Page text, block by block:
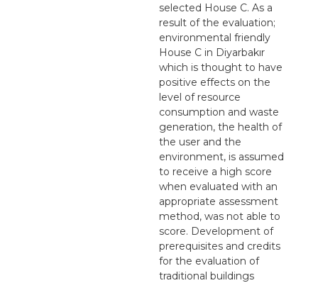
selected House C. As a
result of the evaluation;
environmental friendly
House C in Diyarbakır
which is thought to have
positive effects on the
level of resource
consumption and waste
generation, the health of
the user and the
environment, is assumed
to receive a high score
when evaluated with an
appropriate assessment
method, was not able to
score. Development of
prerequisites and credits
for the evaluation of
traditional buildings